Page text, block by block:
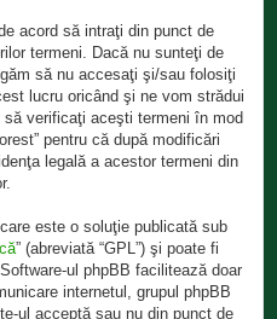
acord să intraţi din punct de
termeni. Dacă nu sunteţi de
să nu accesaţi şi/sau folosiţi
lucru oricând şi ne vom strădui
verificaţi aceşti termeni în mod
pentru că după modificări
legală a acestor termeni din
este o soluţie publicată sub
” (abreviată “GPL”) şi poate fi
ul phpBB facilitează doar
internetul, grupul phpBB
ul acceptă sau nu din punct de